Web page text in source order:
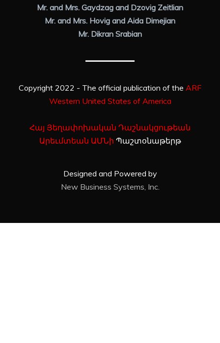
Mr. and Mrs. Gaydzag and Dzovig Zeitlian
Mr. and Mrs. Hovig and Aida Dimejian
Mr. Dikran Srabian
Copyright 2022 - The official publication of the ARF
Western United States of America
Հայ Յեղափոխական Դաշնակցութեան
Արեւմտեան ԱՄՆի Պաշտօնաթերթ
Designed and Powered by
New Business Systems, Inc.